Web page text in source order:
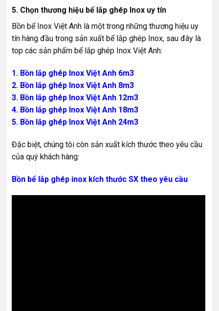
5. Chọn thương hiệu bể lắp ghép Inox uy tín
Bồn bể Inox Việt Anh là một trong những thương hiệu uy
tín hàng đầu trong sản xuất bể lắp ghép Inox, sau đây là
top các sản phẩm bể lắp ghép Inox Việt Anh:
1. Bồn lắp ghép Inox Việt Anh 6m3
2. Bồn lắp ghép Inox Việt Anh 8m3
3. Bồn lắp ghép Inox Việt Anh 12m3
4. Bồn lắp ghép Inox Việt Anh 18m3
5. Bồn lắp ghép Inox Việt Anh 24m3
Đặc biệt, chúng tôi còn sản xuất kích thước theo yêu cầu
của quý khách hàng:
Bồn bể lắp ghép inox kích thước SX theo yêu cầu